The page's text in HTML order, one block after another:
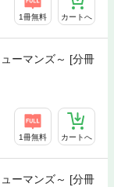
1冊無料 カートへ
ーマンズ～ [分冊
1冊無料 カートへ
ーマンズ～ [分冊